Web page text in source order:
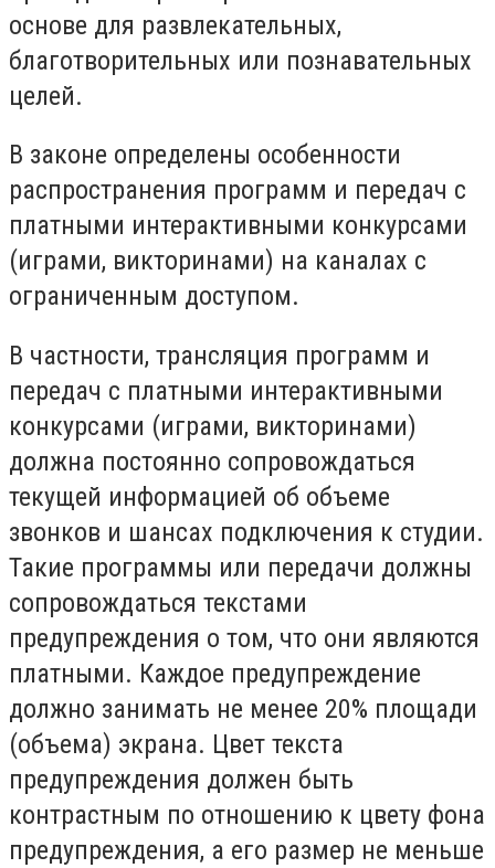
основе для развлекательных,
благотворительных или познавательных
целей.
В законе определены особенности
распространения программ и передач с
платными интерактивными конкурсами
(играми, викторинами) на каналах с
ограниченным доступом.
В частности, трансляция программ и
передач с платными интерактивными
конкурсами (играми, викторинами)
должна постоянно сопровождаться
текущей информацией об объеме
звонков и шансах подключения к студии.
Такие программы или передачи должны
сопровождаться текстами
предупреждения о том, что они являются
платными. Каждое предупреждение
должно занимать не менее 20% площади
(объема) экрана. Цвет текста
предупреждения должен быть
контрастным по отношению к цвету фона
предупреждения, а его размер не меньше